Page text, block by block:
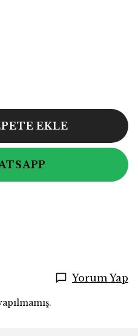
EKLE
Yorum Yap